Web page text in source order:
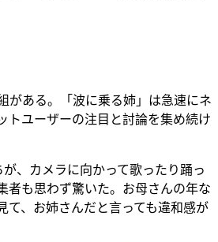
ある。「波に乗る姉」は急速にネ
トユーザーの注目と討論を集め続け
、カメラに向かって歌ったり踊っ
者も思わず驚いた。お母さんの年な
て、お姉さんだと言っても違和感が